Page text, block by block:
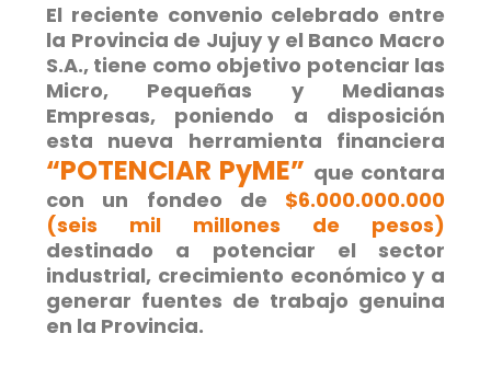
El reciente convenio celebrado entre
la Provincia de Jujuy y el Banco Macro
S.A., tiene como objetivo potenciar las
Micro, Pequeñas y Medianas
Empresas, poniendo a disposición
esta nueva herramienta financiera
“POTENCIAR PyME” que contara
con un fondeo de $6.000.000.000
(seis mil millones de pesos)
destinado a potenciar el sector
industrial, crecimiento económico y a
generar fuentes de trabajo genuina
en la Provincia.